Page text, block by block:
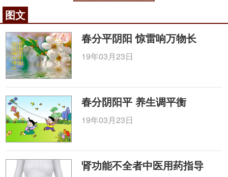
图文
春分平阴阳 惊雷响万物长
19年03月23日
春分阴阳平 养生调平衡
19年03月23日
肾功能不全者中医用药指导